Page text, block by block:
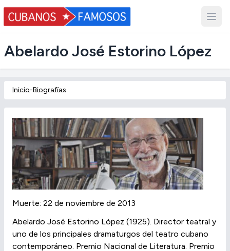
Abelardo José Estorino López
Inicio-Biografías
Muerte: 22 de noviembre de 2013
Abelardo José Estorino López (1925). Director teatral y
uno de los principales dramaturgos del teatro cubano
contemporáneo. Premio Nacional de Literatura. Premio